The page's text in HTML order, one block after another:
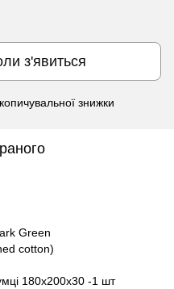
з'явиться
знижки
Green
cotton)
180х200х30 -1 шт